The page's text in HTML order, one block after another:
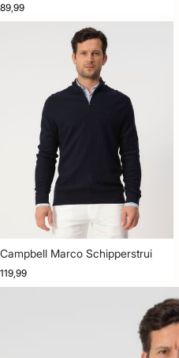
89,99
Campbell Marco Schipperstrui
119,99